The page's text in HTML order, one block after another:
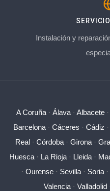
Instalación y
A Coruña · Álava · Albacete ·
Barcelona· Cáceres · Cádiz ·
Real · Córdoba · Girona ·
Huesca· La Rioja· Lleida·
· Ourense· Sevilla· Soria·
Valencia · Valladolid